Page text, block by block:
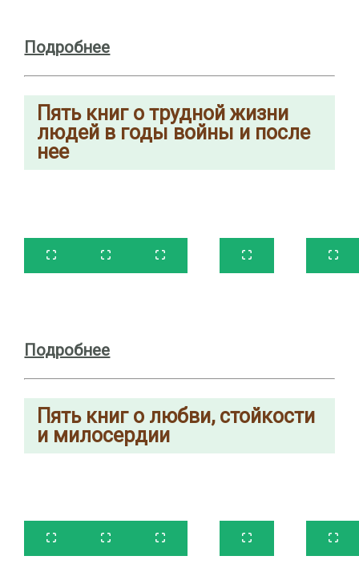
Подробнее
Пять книг о трудной жизни
людей в годы войны и после
нее
Подробнее
Пять книг о любви, стойкости
и милосердии